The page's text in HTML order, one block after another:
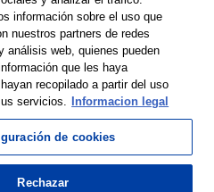
1 a 3 de 3
información sobre el uso que
nuestros partners de redes
análisis web, quienes pueden
que les haya
recopilado a partir del uso
servicios.
Informacion legal
de cookies
Rechazar